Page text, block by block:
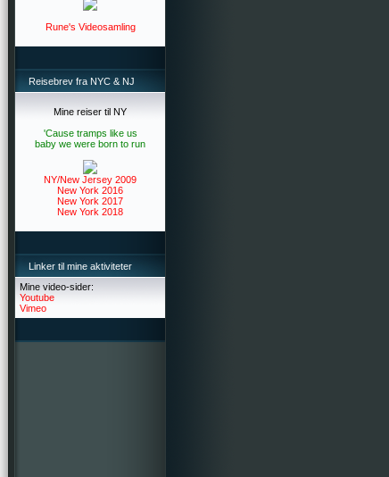
Rune's Videosamling
Reisebrev fra NYC & NJ
Mine reiser til NY
'Cause tramps like us
baby we were born to run
NY/New Jersey 2009
New York 2016
New York 2017
New York 2018
Linker til mine aktiviteter
Mine video-sider:
Youtube
Vimeo